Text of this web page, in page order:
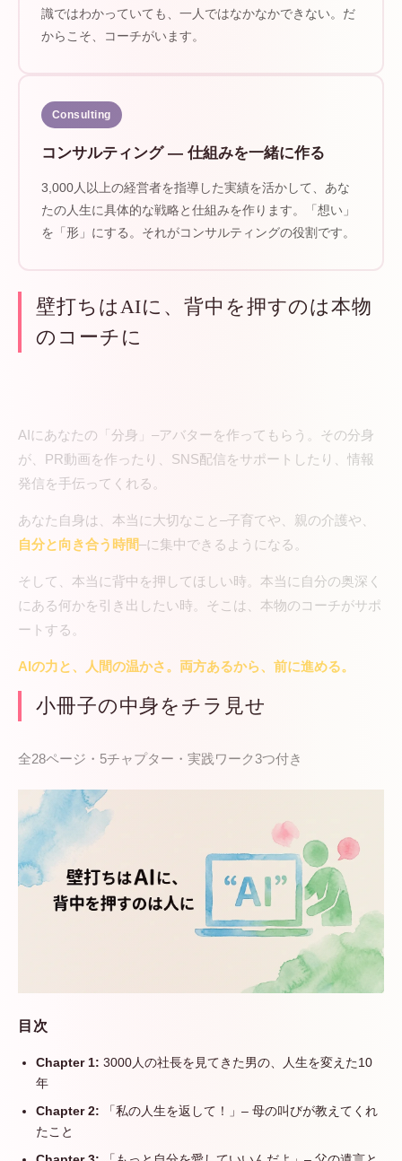
識ではわかっていても、一人ではなかなかできない。だ
からこそ、コーチがいます。
Consulting
コンサルティング — 仕組みを一緒に作る
3,000人以上の経営者を指導した実績を活かして、あな
たの人生に具体的な戦略と仕組みを作ります。「想い」
を「形」にする。それがコンサルティングの役割です。
壁打ちはAIに、背中を押すのは本物
のコーチに
AIにあなたの「分身」–アバターを作ってもらう。その分身
が、PR動画を作ったり、SNS配信をサポートしたり、情報
発信を手伝ってくれる。
あなた自身は、本当に大切なこと–子育てや、親の介護や、
自分と向き合う時間–に集中できるようになる。
そして、本当に背中を押してほしい時。本当に自分の奥深く
にある何かを引き出したい時。そこは、本物のコーチがサポ
ートする。
AIの力と、人間の温かさ。両方あるから、前に進める。
小冊子の中身をチラ見せ
全28ページ・5チャプター・実践ワーク3つ付き
目次
Chapter 1: 3000人の社長を見てきた男の、人生を変えた10
年
Chapter 2: 「私の人生を返して！」– 母の叫びが教えてくれ
たこと